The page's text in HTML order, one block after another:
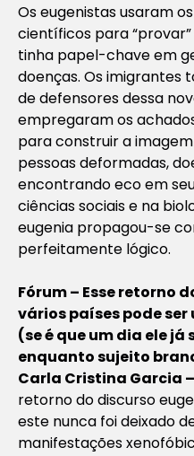
Os eugenistas usaram
científicos para
tinha papel-chave em
doenças. Os imigrantes
de defensores dessa
empregaram os
para construir a
pessoas deformadas,
encontrando eco em
ciências sociais e na
eugenia propagou-se
perfeitamente lógico.
Fórum – Esse retorno
vários países pode
(se é que um dia ele
enquanto sujeito
Carla Cristina Garcia –
retorno do discurso
este nunca foi deixado
manifestações